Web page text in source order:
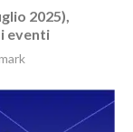
2025),
eventi